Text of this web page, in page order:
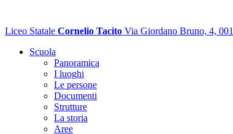
Liceo Statale Cornelio Tacito Via Giordano Bruno, 4,
Scuola
Panoramica
I luoghi
Le persone
Documenti
Strutture
La storia
Aree